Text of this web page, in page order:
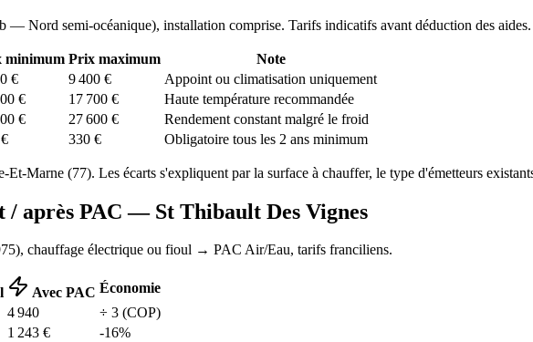
— Nord semi-océanique), installation comprise. Tarifs indicatifs avant déduction des aides.
minimum Prix maximum
Note
€ 9 400 €
Appoint ou climatisation uniquement
€ 17 700 €
Haute température recommandée
€ 27 600 €
Rendement constant malgré le froid
€ 330 € Obligatoire tous les 2 ans minimum
Et-Marne (77). Les écarts s'expliquent par la surface à chauffer, le type d'émetteurs
/ après PAC — St Thibault Des Vignes
), chauffage électrique ou fioul → PAC Air/Eau, tarifs franciliens.
Avec PAC Économie
4 940 ÷ 3 (COP)
1 243 € -16%